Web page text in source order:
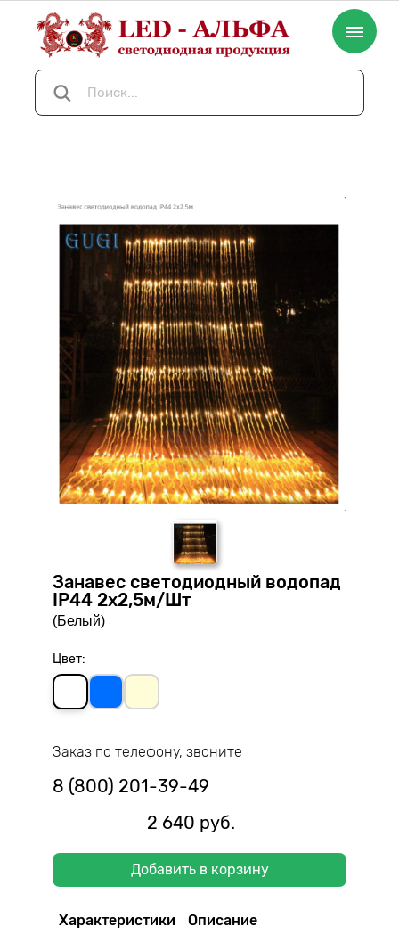
Занавес светодиодный водопад
IP44 2х2,5м/Шт
(Белый)
Цвет:
2 640 руб.
Добавить в корзину
Заказ по телефону, звоните
8 (800) 201-39-49
Характеристики Описание